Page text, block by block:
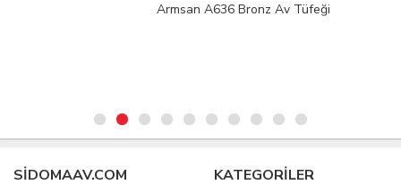
Armsan A636 Bronz Av Tüfeği
SIDOMAAV.COM KATEGORİLER